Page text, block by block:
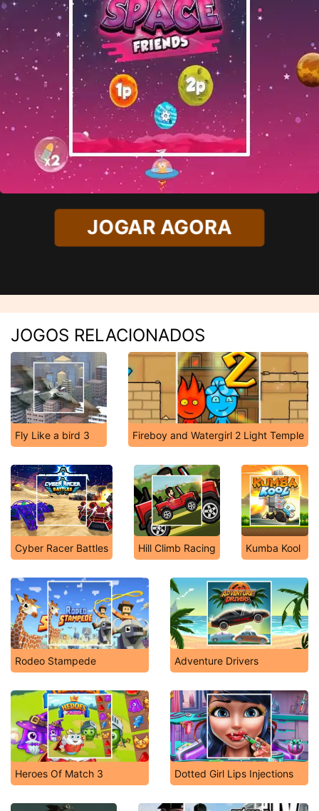
JOGAR AGORA
JOGOS RELACIONADOS
Fly Like a bird 3 Fireboy and Watergirl 2 Light Temple
Cyber Racer Battles Hill Climb Racing Kumba Kool
Rodeo Stampede Adventure Drivers
Heroes Of Match 3 Dotted Girl Lips Injections